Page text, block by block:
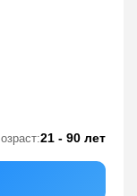
21 - 90 лет